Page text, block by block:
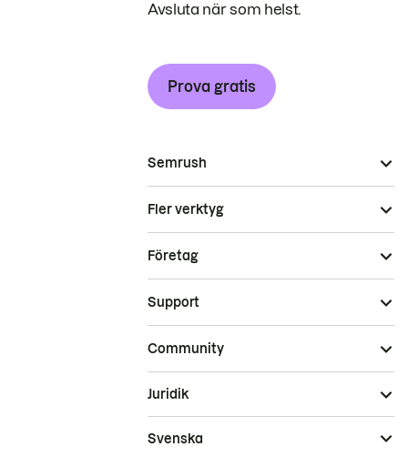
Avsluta när som helst.
Prova gratis
Semrush
Fler verktyg
Företag
Support
Community
Juridik
Svenska